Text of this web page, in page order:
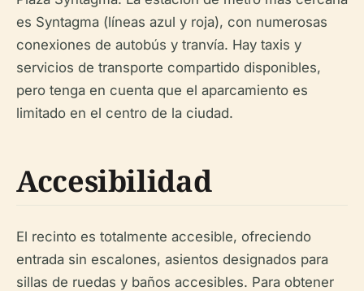
es Syntagma (líneas azul y roja), con numerosas
conexiones de autobús y tranvía. Hay taxis y
servicios de transporte compartido disponibles,
pero tenga en cuenta que el aparcamiento es
limitado en el centro de la ciudad.
Accesibilidad
El recinto es totalmente accesible, ofreciendo
entrada sin escalones, asientos designados para
sillas de ruedas y baños accesibles. Para obtener